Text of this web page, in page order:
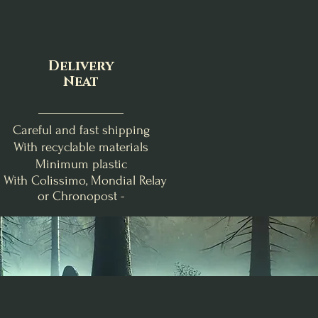
Clémentine Vanillée
Bougie de Lughnasadh
Price
€19.00
Brise Fraîche
Fondants d'Intention
Purification
Price
€9.00
Poire-Freesia
Bougie Crépuscule
d'Août
Price
€24.00
Delivery
Neat
Careful and fast shipping
With recyclable materials
Minimum plastic
With Colissimo, Mondial Relay
or Chronopost -